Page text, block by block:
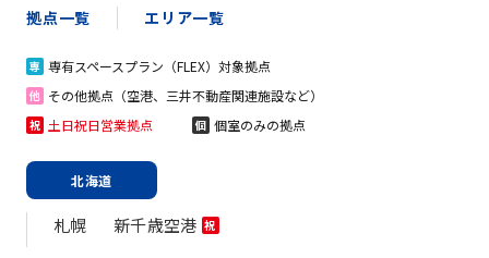
拠点一覧 エリア一覧
専 専有スペースプラン（FLEX）対象拠点
他 その他拠点（空港、三井不動産関連施設など）
祝 土日祝日営業拠点 個 個室のみの拠点
北海道
札幌 新千歳空港 祝